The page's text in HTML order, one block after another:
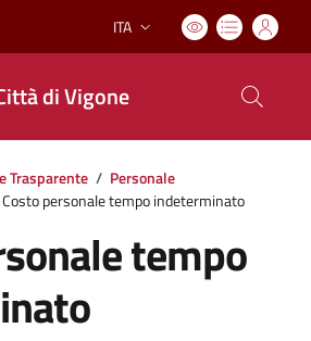
Lingua attiva:
ITA
di Vigone
Trasparente / Personale
Costo personale tempo indeterminato
tempo